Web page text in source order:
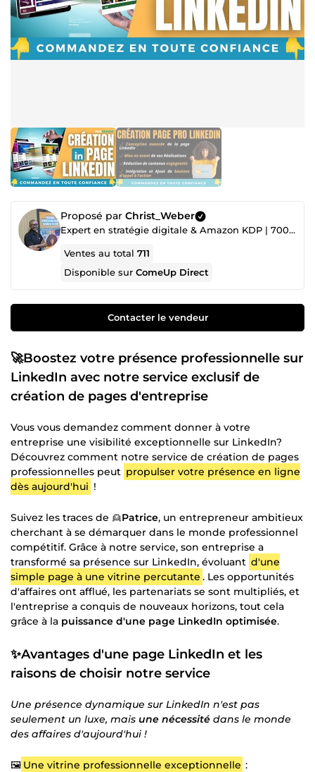
Proposé par Christ_Weber
Expert en stratégie digitale & Amazon KDP | 700+ projets réalisés ✅
Ventes au total711
Disponible surComeUp Direct
Contacter le vendeur
🚀Boostez votre présence professionnelle sur
LinkedIn avec notre service exclusif de
création de pages d'entreprise
Vous vous demandez comment donner à votre
entreprise une visibilité exceptionnelle sur LinkedIn?
Découvrez comment notre service de création de pages
professionnelles peut propulser votre présence en ligne
dès aujourd'hui !
Suivez les traces de 👱Patrice, un entrepreneur ambitieux
cherchant à se démarquer dans le monde professionnel
compétitif. Grâce à notre service, son entreprise a
transformé sa présence sur LinkedIn, évoluant d'une
simple page à une vitrine percutante . Les opportunités
d'affaires ont afflué, les partenariats se sont multipliés, et
l'entreprise a conquis de nouveaux horizons, tout cela
grâce à la puissance d'une page LinkedIn optimisée.
✨Avantages d'une page LinkedIn et les
raisons de choisir notre service
Une présence dynamique sur LinkedIn n'est pas
seulement un luxe, mais une nécessité dans le monde
des affaires d'aujourd'hui !
🖼️ Une vitrine professionnelle exceptionnelle :